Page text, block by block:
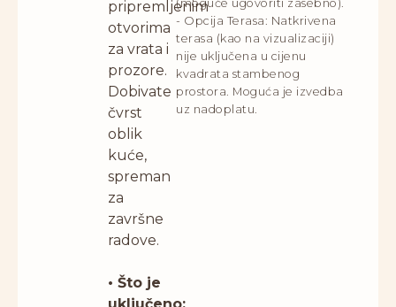
pripremljenim
otvorima
za vrata i
prozore.
Dobivate
čvrst
oblik
kuće,
spreman
za
završne
radove.
• Što je
(moguće ugovoriti zasebno).
- Opcija Terasa: Natkrivena
terasa (kao na vizualizaciji)
nije uključena u cijenu
kvadrata stambenog
prostora. Moguća je izvedba
uz nadoplatu.